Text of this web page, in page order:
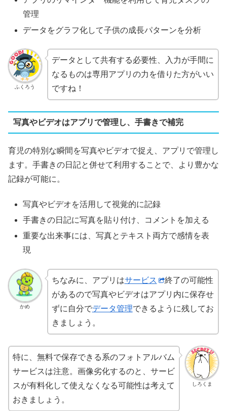
管理
データをグラフ化して子供の成長パターンを分析
ふくろう
データとして共有する必要性、入力が手間に
なるものは専用アプリの力を借りた方がいい
ですね！
写真やビデオはアプリで管理し、手書きで補完
育児の特別な瞬間を写真やビデオで捉え、アプリで管理し
ます。手書きの日記と併せて利用することで、より豊かな
記録が可能に。
写真やビデオを活用して視覚的に記録
手書きの日記に写真を貼り付け、コメントを加える
重要な出来事には、写真とテキスト両方で感情を表
現
かめ
ちなみに、アプリはサービス
終了の可能性
があるので写真やビデオはアプリ内に保存せ
ずに自分でデータ管理できるように残してお
きましょう。
しろくま
特に、無料で保存できる系のフォトアルバム
サービスは注意。画像劣化するのと、サービ
スが有料化して使えなくなる可能性は考えて
おきましょう。